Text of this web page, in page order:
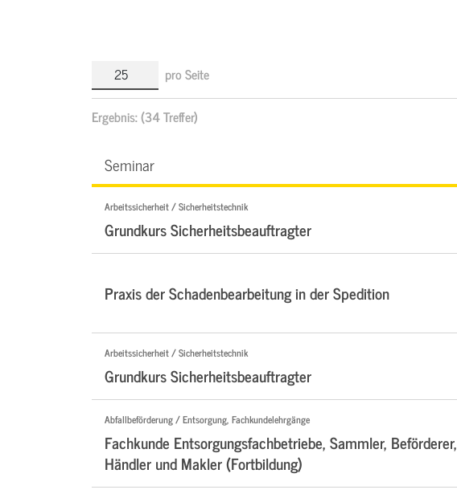
pro Seite
Ergebnis:(34 Treffer)
Seminar
Arbeitssicherheit / Sicherheitstechnik
Grundkurs Sicherheitsbeauftragter
Praxis der Schadenbearbeitung in der Spedition
Arbeitssicherheit / Sicherheitstechnik
Grundkurs Sicherheitsbeauftragter
Abfallbeförderung / Entsorgung, Fachkundelehrgänge
Fachkunde Entsorgungsfachbetriebe, Sammler, Beförderer,
Händler und Makler (Fortbildung)